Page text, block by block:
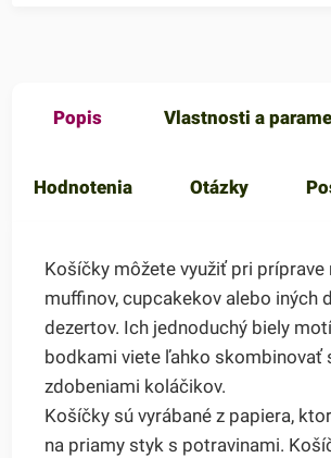
Popis Vlastnosti a
Hodnotenia Otázky
Košíčky môžete využiť pri príprave
muffinov, cupcakekov alebo iných
dezertov. Ich jednoduchý biely
bodkami viete ľahko skombinovať
zdobeniami koláčikov.
Košíčky sú vyrábané z papiera,
na priamy styk s potravinami.